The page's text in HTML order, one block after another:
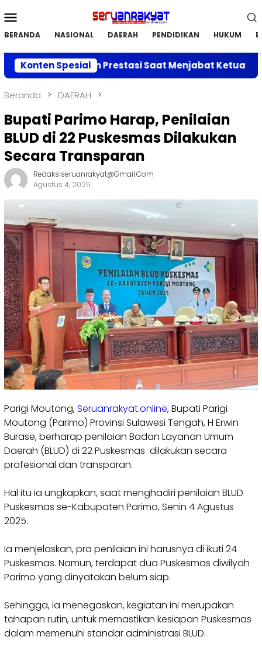
ke
Mobile
BERANDA NASIONAL DAERAH PENDIDIKAN HUKUM
Konten Spesial
Capaian Prestasi Saat Menjabat Ketua DPC APRI
Beranda DAERAH
‎Bupati Parimo Harap, Penilaian
BLUD di 22 Puskesmas Dilakukan
Secara Transparan
Redaksiseruanrakyat@gmail.com
Agustus 4, 2025
‎Parigi Moutong,Seruanrakyat.online, Bupati Parigi
Moutong (Parimo) Provinsi Sulawesi Tengah, H Erwin
Burase, berharap penilaian Badan Layanan Umum
Daerah (BLUD) di 22 Puskesmas dilakukan secara
profesional dan transparan.
‎Hal itu ia ungkapkan, saat menghadiri penilaian BLUD
Puskesmas se-Kabupaten Parimo, Senin 4 Agustus
2025.
‎Ia menjelaskan, pra penilaian ini harusnya di ikuti 24
Puskesmas. Namun, terdapat dua Puskesmas diwilyah
Parimo yang dinyatakan belum siap.
‎Sehingga, ia menegaskan, kegiatan ini merupakan
tahapan rutin, untuk memastikan kesiapan Puskesmas
dalam memenuhi standar administrasi BLUD.